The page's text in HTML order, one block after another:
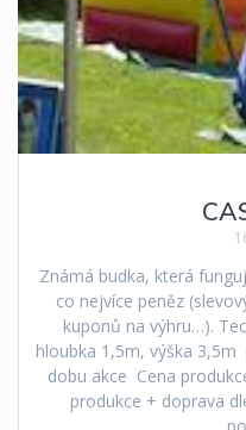
Známá budka, která
co nejvíce peněz
kuponů na výhru…).
hloubka 1,5m, výška
dobu akce Cena
produkce + doprava